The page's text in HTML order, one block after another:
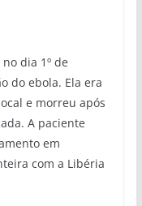
dia 1º de
do ebola. Ela era
e morreu após
A paciente
em
com a Libéria